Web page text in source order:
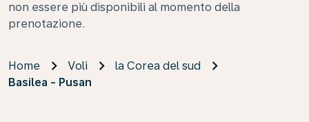
non essere più disponibili al momento della
prenotazione.
Home Voli
la Corea del sud
Basilea - Pusan